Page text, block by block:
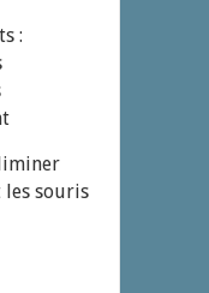
:
souris